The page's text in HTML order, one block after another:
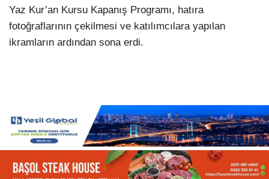
Yaz Kur’an Kursu Kapanış Programı, hatıra
fotoğraflarının çekilmesi ve katılımcılara yapılan
ikramların ardından sona erdi.